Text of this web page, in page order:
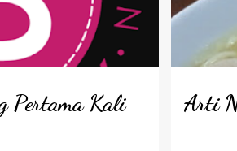
Pertama Kali Arti